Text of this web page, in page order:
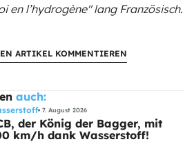
en l’hydrogène"lang Französisch.
ARTIKEL KOMMENTIEREN
auch:
7. August 2026
der König der Bagger, mit
km/h dank Wasserstoff!